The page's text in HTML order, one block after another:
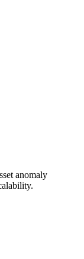
anomaly